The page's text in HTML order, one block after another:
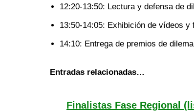
12:20-13:50: Lectura y defensa de
13:50-14:05: Exhibición de vídeos
14:10: Entrega de premios de
Entradas relacionadas…
Finalistas Fase Regional